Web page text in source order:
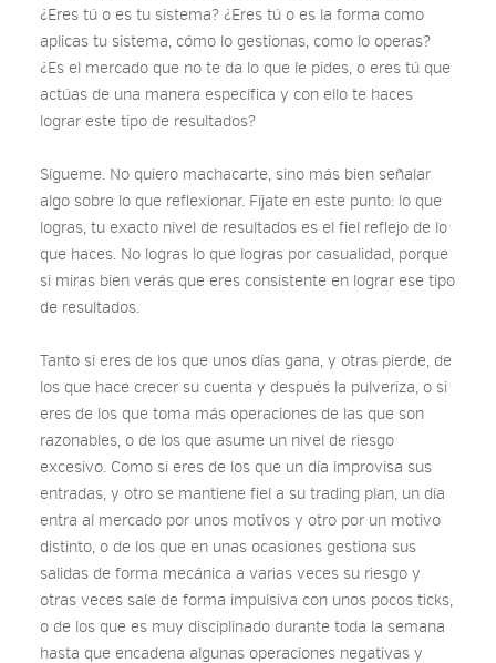
¿Eres tú o es tu sistema? ¿Eres tú o es la forma como
aplicas tu sistema, cómo lo gestionas, como lo operas?
¿Es el mercado que no te da lo que le pides, o eres tú que
actúas de una manera específica y con ello te haces
lograr este tipo de resultados?
Sígueme. No quiero machacarte, sino más bien señalar
algo sobre lo que reflexionar. Fíjate en este punto: lo que
logras, tu exacto nivel de resultados es el fiel reflejo de lo
que haces. No logras lo que logras por casualidad, porque
si miras bien verás que eres consistente en lograr ese tipo
de resultados.
Tanto si eres de los que unos días gana, y otras pierde, de
los que hace crecer su cuenta y después la pulveriza, o si
eres de los que toma más operaciones de las que son
razonables, o de los que asume un nivel de riesgo
excesivo. Como si eres de los que un día improvisa sus
entradas, y otro se mantiene fiel a su trading plan, un día
entra al mercado por unos motivos y otro por un motivo
distinto, o de los que en unas ocasiones gestiona sus
salidas de forma mecánica a varias veces su riesgo y
otras veces sale de forma impulsiva con unos pocos ticks,
o de los que es muy disciplinado durante toda la semana
hasta que encadena algunas operaciones negativas y